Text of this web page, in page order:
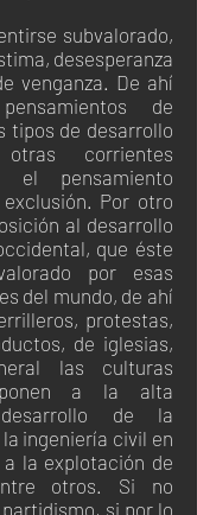
subvalorado,
desesperanza
venganza. De ahí
de
tipos de desarrollo
corrientes
el pensamiento
Por otro
al desarrollo
que éste
por esas
del mundo, de ahí
protestas,
de iglesias,
las culturas
a la alta
de la
ingeniería civil en
la explotación de
otros. Si no
si por lo